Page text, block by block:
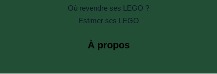
Où revendre ses LEGO ?
Estimer ses LEGO
À propos